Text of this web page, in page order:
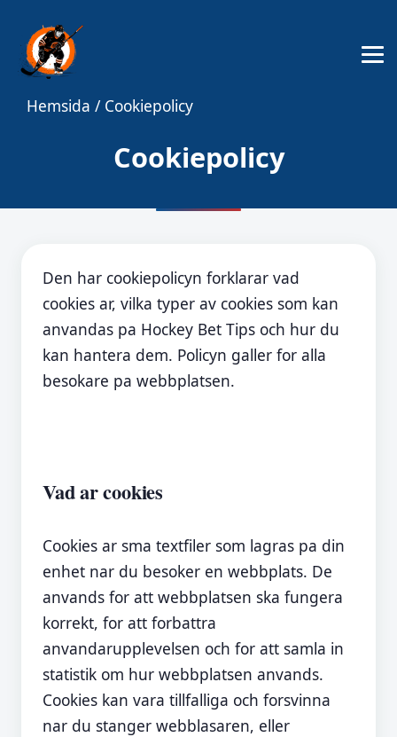
Hemsida / Cookiepolicy
Cookiepolicy
Den har cookiepolicyn forklarar vad
cookies ar, vilka typer av cookies som kan
anvandas pa Hockey Bet Tips och hur du
kan hantera dem. Policyn galler for alla
besokare pa webbplatsen.
Vad ar cookies
Cookies ar sma textfiler som lagras pa din
enhet nar du besoker en webbplats. De
anvands for att webbplatsen ska fungera
korrekt, for att forbattra
anvandarupplevelsen och for att samla in
statistik om hur webbplatsen anvands.
Cookies kan vara tillfalliga och forsvinna
nar du stanger webblasaren, eller